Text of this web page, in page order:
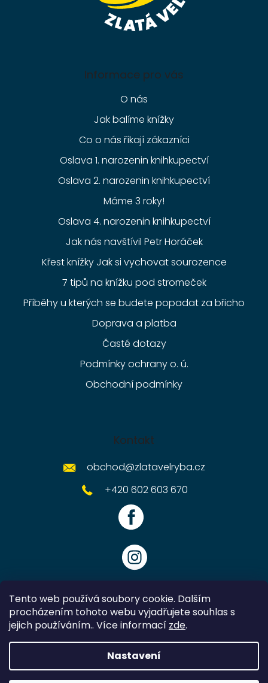
Tento web používá soubory cookie. Dalším
procházením tohoto webu vyjadřujete souhlas s
jejich používáním.. Více informací zde.
Nastavení
Informace pro vás
O nás
Jak balíme knížky
Co o nás říkají zákazníci
Oslava 1. narozenin knihkupectví
Oslava 2. narozenin knihkupectví
Máme 3 roky!
Oslava 4. narozenin knihkupectví
Jak nás navštívil Petr Horáček
Křest knížky Jak si vychovat sourozence
7 tipů na knížku pod stromeček
Příběhy u kterých se budete popadat za břicho
Doprava a platba
Časté dotazy
Podmínky ochrany o. ú.
Obchodní podmínky
Kontakt
obchod@zlatavelryba.cz
+420 602 603 670
Vytvořil Shoptet